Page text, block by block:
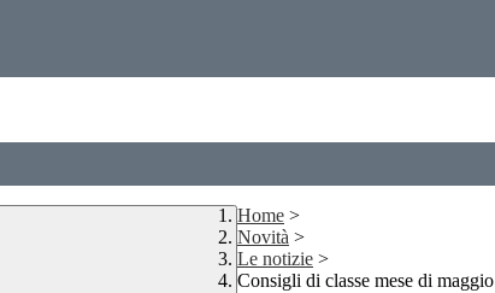
Home >
Novità >
Le notizie >
Consigli di classe mese di maggio